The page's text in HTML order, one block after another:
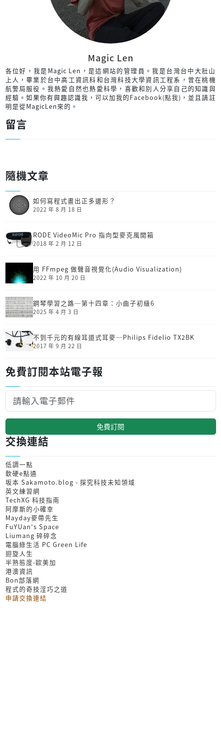
Magic Len
各位好，我是Magic Len，是這網站的管理員。我是台灣台中大肚山
上人，畢業於台中高工資訊科和台灣科技大學資訊工程系，曾在桃機
航警局服役。我熱愛自然也熱愛科學，喜歡和別人分享自己的知識與
經驗。如果你有興趣認識我，可以加我的Facebook(點我) ，並且請註
明是從MagicLen來的。
留言
隨機文章
如何寫程式畫出正多邊形？
2022 年 8 月 18 日
RODE VideoMic Pro 指向型麥克風開箱
2018 年 2 月 12 日
用 FFmpeg 做聲音視覺化(Audio Visualization)
2022 年 10 月 20 日
鋼琴學習之路─第十四章：小曲子初級6
2025 年 4 月 3 日
不到千元的有線耳道式耳麥─Philips Fidelio TX2BK
2017 年 9 月 22 日
免費訂閱本站電子報
免費訂閱
交換連結
低調一點
軟硬e點通
坂本 Sakamoto.blog - 探究科技未知領域
英文練習網
TechXG 科技指南
阿摩斯的小確幸
Mayday麥帶先生
FuYUan's Space
Liumang 碎碎念
電腦綠生活 PC Green Life
迴旋人生
半熟態度-歐美加
港澳資訊
Bon部落網
程式的奇技淫巧之道
申請交換連結